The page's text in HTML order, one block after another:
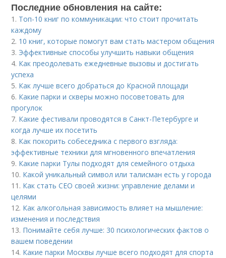
Последние обновления на сайте:
1. Топ-10 книг по коммуникации: что стоит прочитать
каждому
2. 10 книг, которые помогут вам стать мастером общения
3. Эффективные способы улучшить навыки общения
4. Как преодолевать ежедневные вызовы и достигать
успеха
5. Как лучше всего добраться до Красной площади
6. Какие парки и скверы можно посоветовать для
прогулок
7. Какие фестивали проводятся в Санкт-Петербурге и
когда лучше их посетить
8. Как покорить собеседника с первого взгляда:
эффективные техники для мгновенного впечатления
9. Какие парки Тулы подходят для семейного отдыха
10. Какой уникальный символ или талисман есть у города
11. Как стать СЕО своей жизни: управление делами и
целями
12. Как алкогольная зависимость влияет на мышление:
изменения и последствия
13. Понимайте себя лучше: 30 психологических фактов о
вашем поведении
14. Какие парки Москвы лучше всего подходят для спорта